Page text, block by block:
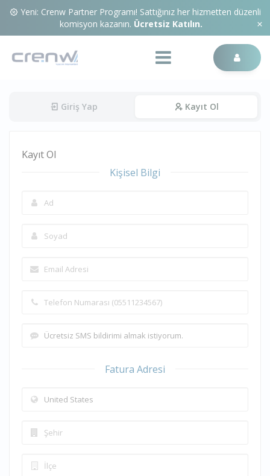
Yeni: Crenw Partner Programı! Sattığınız her hizmetten düzenli
komisyon kazanın. Ücretsiz Katılın.
Giriş Yap Kayıt Ol
Kayıt Ol
Kişisel Bilgi
Fatura Adresi